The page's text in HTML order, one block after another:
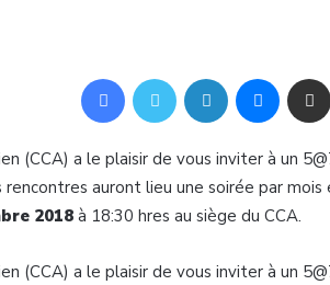
(CCA) a le plaisir de vous inviter à un
auront lieu une soirée par
2018 à 18:30 hres au siège du CCA.
(CCA) a le plaisir de vous inviter à un